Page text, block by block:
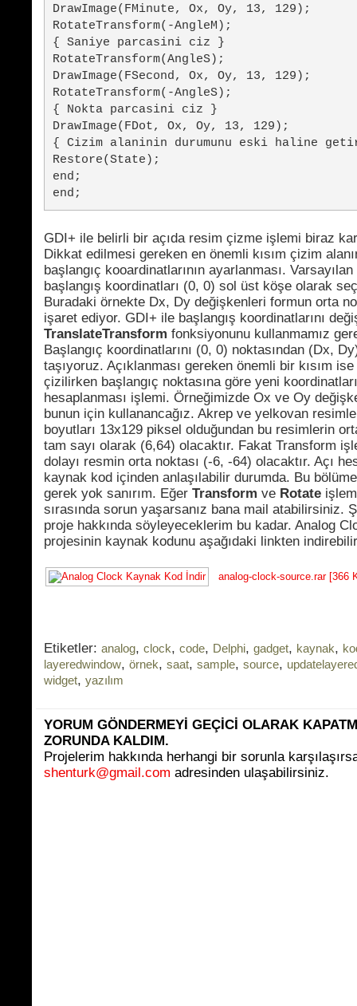
DrawImage(FMinute, Ox, Oy, 13, 129);
RotateTransform(-AngleM);
{ Saniye parcasini ciz }
RotateTransform(AngleS);
DrawImage(FSecond, Ox, Oy, 13, 129);
RotateTransform(-AngleS);
{ Nokta parcasini ciz }
DrawImage(FDot, Ox, Oy, 13, 129);
{ Cizim alaninin durumunu eski haline
Restore(State);
end;
end;
GDI+ ile belirli bir açıda resim çizme işlemi biraz
Dikkat edilmesi gereken en önemli kısım çizim
başlangıç kooardinatlarının ayarlanması.
başlangış koordinatları (0, 0) sol üst köşe olarak
Buradaki örnekte Dx, Dy değişkenleri formun orta
işaret ediyor. GDI+ ile başlangış koordinatlarını
TranslateTransform fonksiyonunu kullanmamız
Başlangıç koordinatlarını (0, 0) noktasından (Dx,
taşıyoruz. Açıklanması gereken önemli bir kısım
çizilirken başlangıç noktasına göre yeni
hesaplanması işlemi. Örneğimizde Ox ve Oy
bunun için kullanancağız. Akrep ve yelkovan
boyutları 13x129 piksel olduğundan bu resimlerin
tam sayı olarak (6,64) olacaktır. Fakat Transform
dolayı resmin orta noktası (-6, -64) olacaktır. Açı
kaynak kod içinden anlaşılabilir durumda. Bu
gerek yok sanırım. Eğer Transform ve Rotate
sırasında sorun yaşarsanız bana mail atabilirsiniz.
proje hakkında söyleyeceklerim bu kadar. Analog
projesinin kaynak kodunu aşağıdaki linkten
analog-clock-source.rar [366
Etiketler: analog, clock, code, Delphi, gadget, kaynak,
layeredwindow, örnek, saat, sample, source,
widget, yazılım
YORUM GÖNDERMEYİ GEÇİCİ OLARAK
ZORUNDA KALDIM.
Projelerim hakkında herhangi bir sorunla
shenturk@gmail.com adresinden ulaşabilirsiniz.